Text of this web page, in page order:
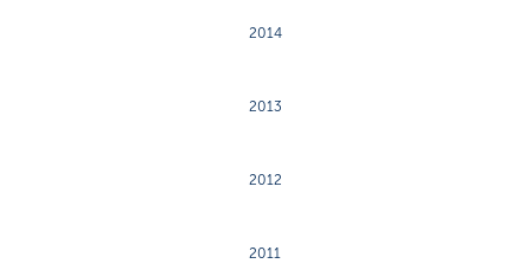
2014
2013
2012
2011